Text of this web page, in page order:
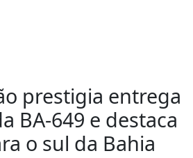
prestigia entrega
BA-649 e destaca
o sul da Bahia